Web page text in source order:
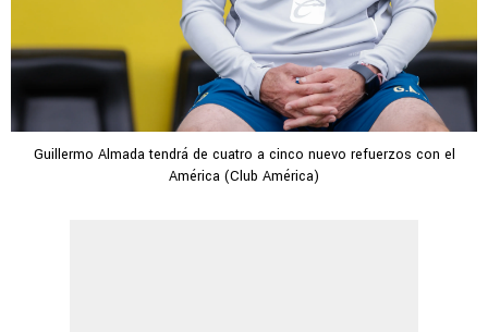
Guillermo Almada tendrá de cuatro a cinco nuevo refuerzos con el
América (Club América)